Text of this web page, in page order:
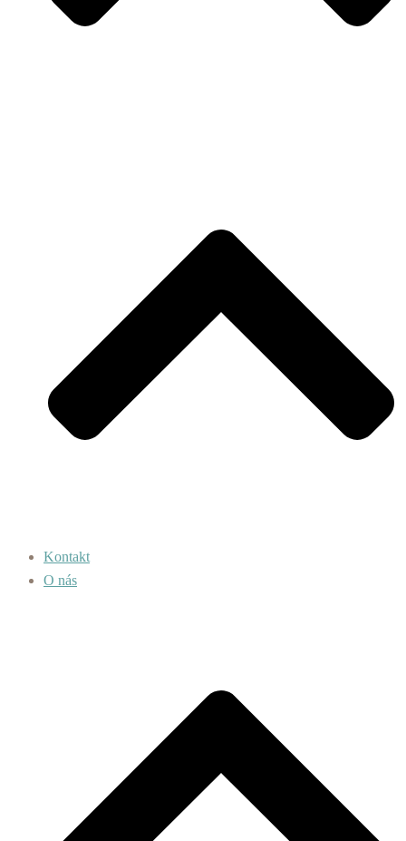
Kontakt
O nás